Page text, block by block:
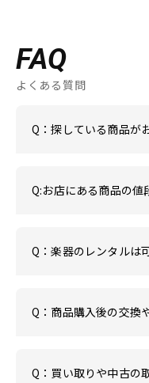
FAQ
よくある質問
Q：探している商品が
Q:お店にある商品の値
Q：楽器のレンタルは
Q：商品購入後の交換
Q：買い取りや中古の